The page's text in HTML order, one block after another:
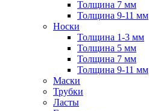
Толщина 7 мм
Толщина 9-11 мм
Носки
Толщина 1-3 мм
Толщина 5 мм
Толщина 7 мм
Толщина 9-11 мм
Маски
Трубки
Ласты